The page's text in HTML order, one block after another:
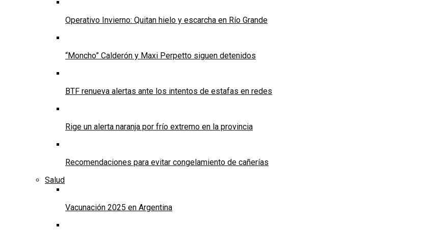
Operativo Invierno: Quitan hielo y escarcha en Río Grande
“Moncho” Calderón y Maxi Perpetto siguen detenidos
BTF renueva alertas ante los intentos de estafas en redes
Rige un alerta naranja por frío extremo en la provincia
Recomendaciones para evitar congelamiento de cañerías
Salud
Vacunación 2025 en Argentina